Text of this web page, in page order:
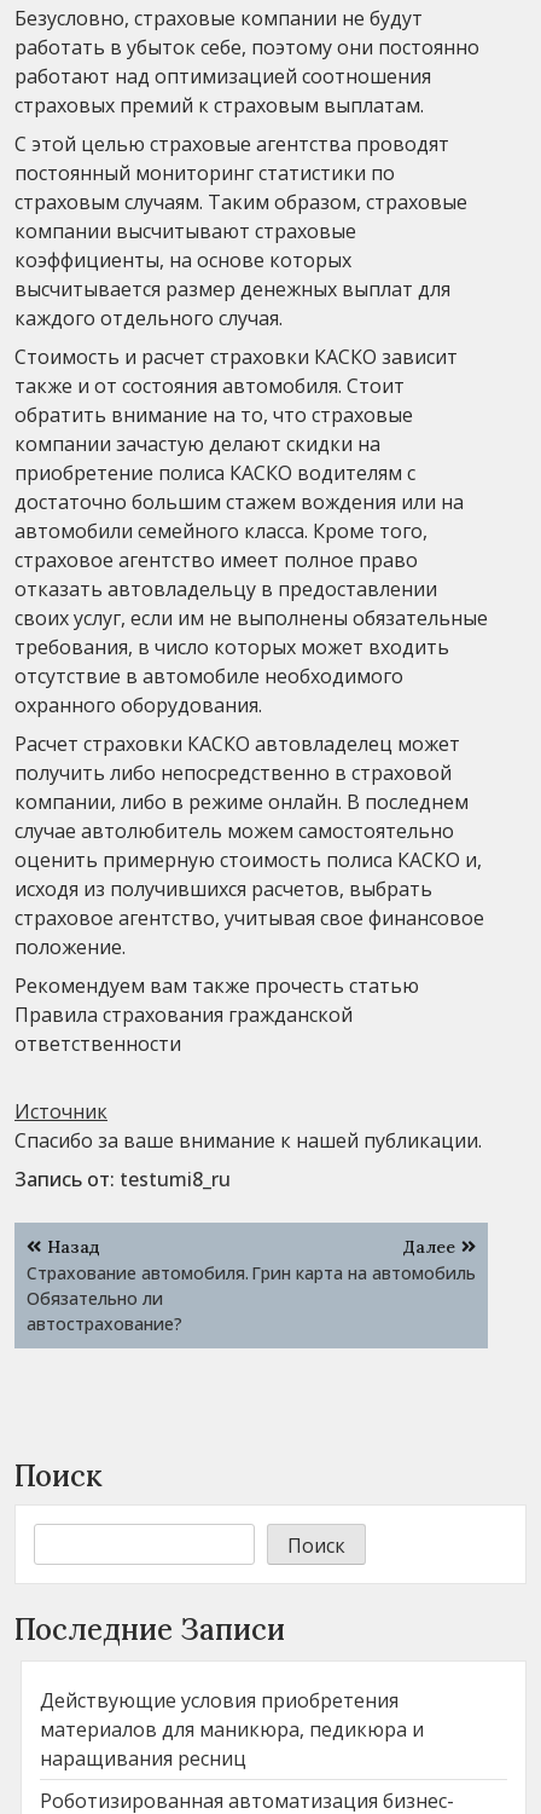
Безусловно, страховые компании не будут
работать в убыток себе, поэтому они постоянно
работают над оптимизацией соотношения
страховых премий к страховым выплатам.
С этой целью страховые агентства проводят
постоянный мониторинг статистики по
страховым случаям. Таким образом, страховые
компании высчитывают страховые
коэффициенты, на основе которых
высчитывается размер денежных выплат для
каждого отдельного случая.
Стоимость и расчет страховки КАСКО зависит
также и от состояния автомобиля. Стоит
обратить внимание на то, что страховые
компании зачастую делают скидки на
приобретение полиса КАСКО водителям с
достаточно большим стажем вождения или на
автомобили семейного класса. Кроме того,
страховое агентство имеет полное право
отказать автовладельцу в предоставлении
своих услуг, если им не выполнены обязательные
требования, в число которых может входить
отсутствие в автомобиле необходимого
охранного оборудования.
Расчет страховки КАСКО автовладелец может
получить либо непосредственно в страховой
компании, либо в режиме онлайн. В последнем
случае автолюбитель можем самостоятельно
оценить примерную стоимость полиса КАСКО и,
исходя из получившихся расчетов, выбрать
страховое агентство, учитывая свое финансовое
положение.
Рекомендуем вам также прочесть статью
Правила страхования гражданской
ответственности
Источник
Спасибо за ваше внимание к нашей публикации.
Запись от: testumi8_ru
Навигация
по
записям
Назад
Страхование автомобиля.
Обязательно ли
автострахование?
Далее
Грин карта на автомобиль
Поиск
Поиск
Последние Записи
Действующие условия приобретения
материалов для маникюра, педикюра и
наращивания ресниц
Роботизированная автоматизация бизнес-